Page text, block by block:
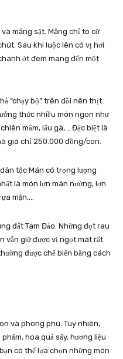
măng sặt. Măng chỉ to cỡ
Sau khi luộc lên có vị hơi
ớt đem mang đến một
“chạy bộ” trên đồi nên thịt
thức nhiều món ngon như
mắm, lẩu gà,… Đặc biệt là
giá chỉ 250.000 đồng/con.
tộc Mán có trọng lượng
là món lợn mán nướng, lợn
mận,…
đất Tam Đảo. Những đọt rau
vẫn giữ được vị ngọt mát rất
được chế biến bằng cách
và phong phú. Tuy nhiên,
hoa quả sấy, hương liệu
có thể lựa chọn những món